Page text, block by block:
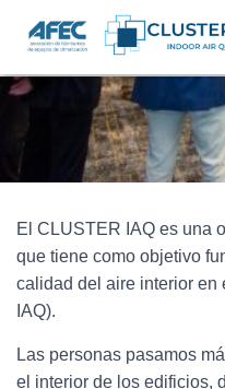
El CLUSTER IAQ es una
que tiene como objetivo
calidad del aire interior en
IAQ).
Las personas pasamos
el interior de los edificios,